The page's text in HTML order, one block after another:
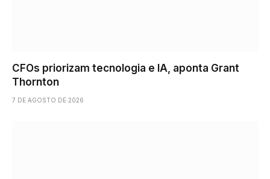
CFOs priorizam tecnologia e IA, aponta Grant
Thornton
7 DE AGOSTO DE 2026